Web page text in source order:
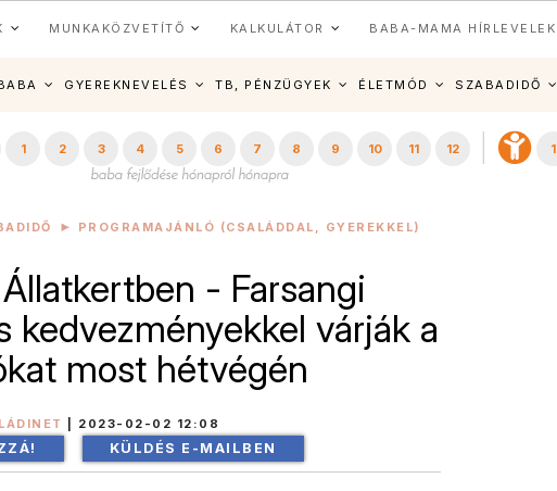
MUNKAKÖZVETÍTŐ KALKULÁTOR BABA-MAMA HÍRLEVELEK
GYEREKNEVELÉS TB, PÉNZÜGYEK ÉLETMÓD SZABADIDŐ
1 2 3 4 5 6 7 8 9 10 11 12 1
PROGRAMAJÁNLÓ (CSALÁDDAL, GYEREKKEL)
- Farsangi
kedvezményekkel várják a
most hétvégén
2023-02-02 12:08
KÜLDÉS E-MAILBEN